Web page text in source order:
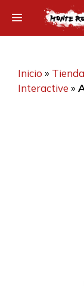
contenido
Menú
Inicio » Tienda
Interactive »